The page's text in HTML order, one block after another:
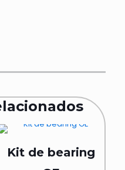
Kit de bearing